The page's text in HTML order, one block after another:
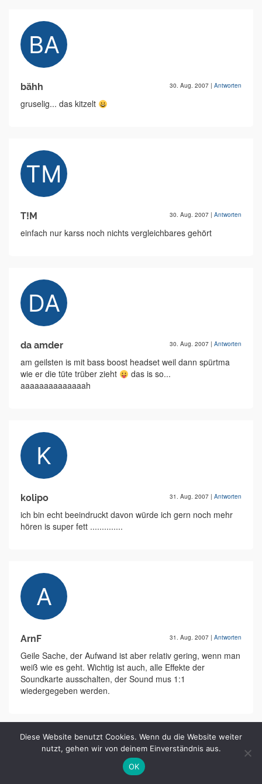
bähh 30. Aug. 2007 | Antworten
gruselig... das kitzelt
T!M 30. Aug. 2007 | Antworten
einfach nur karss noch nichts vergleichbares gehört
da amder 30. Aug. 2007 | Antworten
am geilsten is mit bass boost headset weil dann spürtma
wie er die tüte trüber zieht
das is so...
aaaaaaaaaaaaaah
kolipo 31. Aug. 2007 | Antworten
ich bin echt beeindruckt davon würde ich gern noch mehr
hören is super fett ..............
ArnF 31. Aug. 2007 | Antworten
Geile Sache, der Aufwand ist aber relativ gering, wenn man
weiß wie es geht. Wichtig ist auch, alle Effekte der
Soundkarte ausschalten, der Sound mus 1:1
wiedergegeben werden.
Diese Website benutzt Cookies. Wenn du die Website weiter
nutzt, gehen wir von deinem Einverständnis aus.
OK